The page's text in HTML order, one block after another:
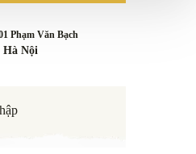
Phạm Văn Bạch
Hà Nội